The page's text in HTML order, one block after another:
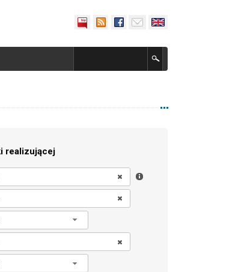
realizującej